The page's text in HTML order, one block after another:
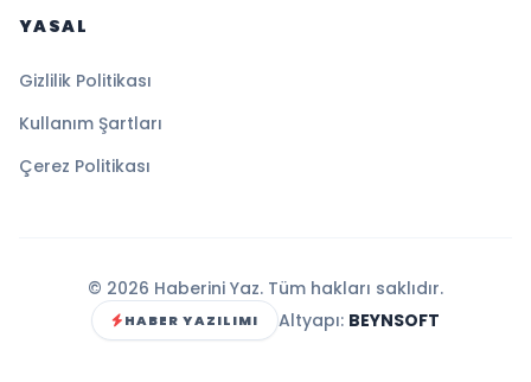
YASAL
Gizlilik Politikası
Kullanım Şartları
Çerez Politikası
© 2026 Haberini Yaz. Tüm hakları saklıdır.
HABER YAZILIMI Altyapı: BEYNSOFT